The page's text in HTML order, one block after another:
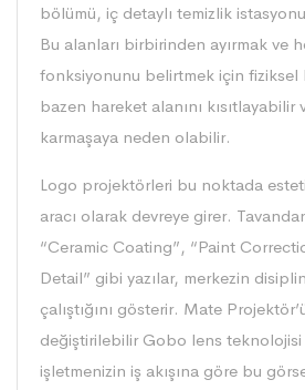
bölümü, iç detaylı temizlik
Bu alanları birbirinden ayırmak ve
fonksiyonunu belirtmek için fiziksel
bazen hareket alanını kısıtlayabilir
karmaşaya neden olabilir.
Logo projektörleri bu noktada
aracı olarak devreye girer.
“Ceramic Coating”, “Paint
Detail” gibi yazılar, merkezin
çalıştığını gösterir. Mate
değiştirilebilir Gobo lens teknolojisi
işletmenizin iş akışına göre bu